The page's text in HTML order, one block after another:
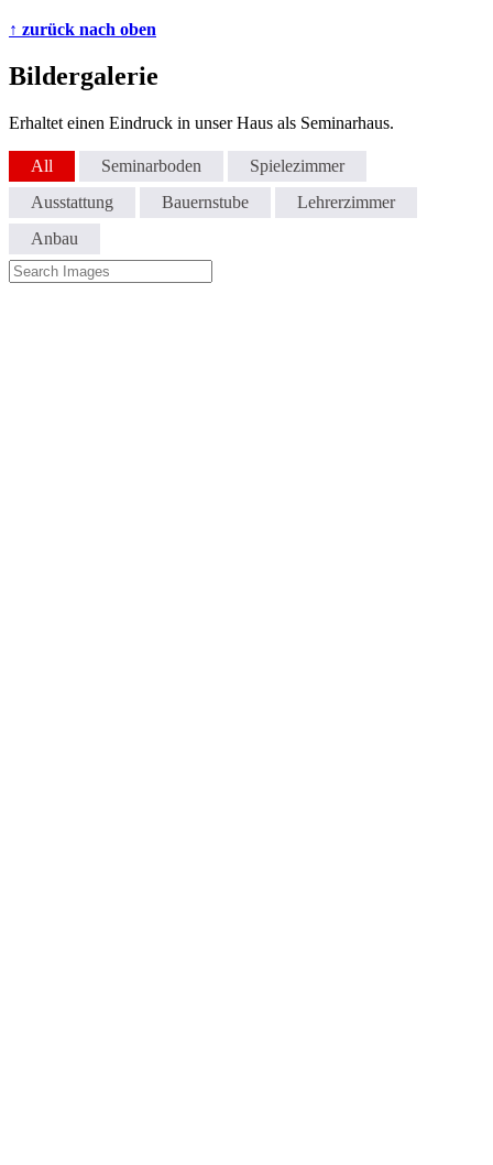
↑ zurück nach oben
Bildergalerie
Erhaltet einen Eindruck in unser Haus als Seminarhaus.
All Seminarboden
Spielezimmer
Ausstattung
Bauernstube
Lehrerzimmer
Anbau